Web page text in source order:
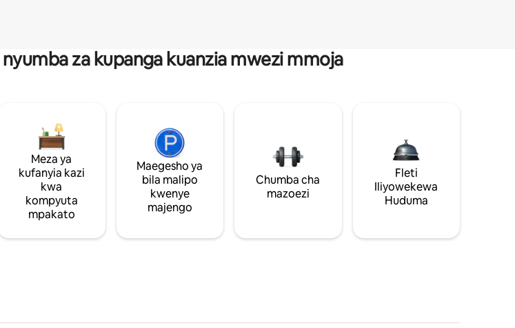
za kupanga kuanzia mwezi mmoja
Meza ya
kufanyia kazi
kwa
kompyuta
mpakato
Maegesho ya
bila malipo
kwenye
majengo
Chumba cha
mazoezi
Fleti
Iliyowekewa
Huduma